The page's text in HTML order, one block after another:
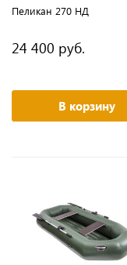
Пеликан 270 НД
24 400 руб.
В корзину